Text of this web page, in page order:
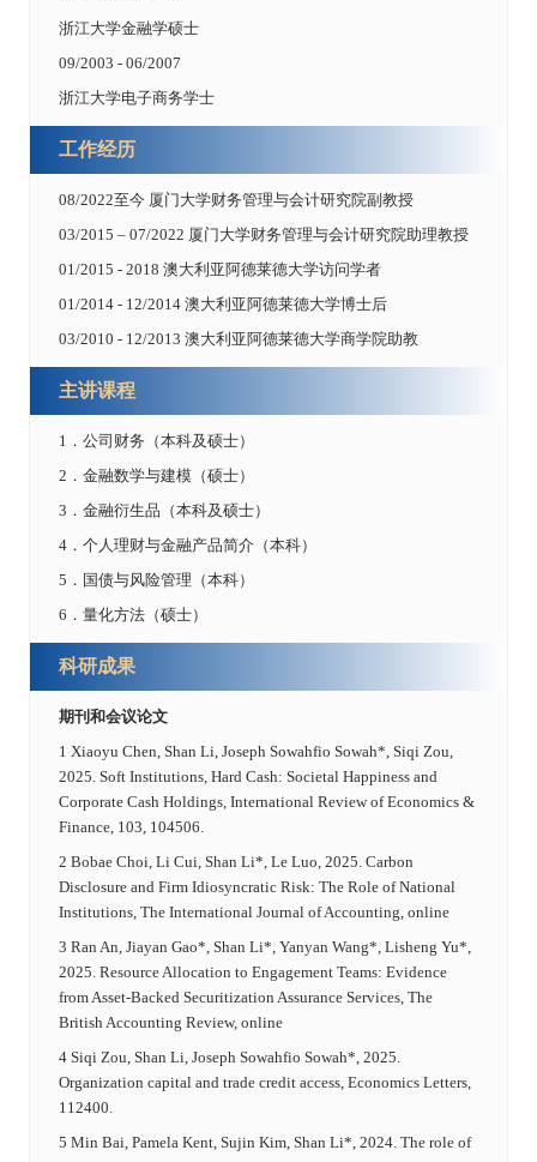
浙江大学金融学硕士
09/2003 - 06/2007
浙江大学电子商务学士
工作经历
08/2022至今 厦门大学财务管理与会计研究院副教授
03/2015 – 07/2022 厦门大学财务管理与会计研究院助理教授
01/2015 - 2018 澳大利亚阿德莱德大学访问学者
01/2014 - 12/2014 澳大利亚阿德莱德大学博士后
03/2010 - 12/2013 澳大利亚阿德莱德大学商学院助教
主讲课程
1．公司财务（本科及硕士）
2．金融数学与建模（硕士）
3．金融衍生品（本科及硕士）
4．个人理财与金融产品简介（本科）
5．国债与风险管理（本科）
6．量化方法（硕士）
科研成果
期刊和会议论文
1 Xiaoyu Chen, Shan Li, Joseph Sowahfio Sowah*, Siqi Zou,
2025. Soft Institutions, Hard Cash: Societal Happiness and
Corporate Cash Holdings, International Review of Economics &
Finance, 103, 104506.
2 Bobae Choi, Li Cui, Shan Li*, Le Luo, 2025. Carbon
Disclosure and Firm Idiosyncratic Risk: The Role of National
Institutions, The International Journal of Accounting, online
3 Ran An, Jiayan Gao*, Shan Li*, Yanyan Wang*, Lisheng Yu*,
2025. Resource Allocation to Engagement Teams: Evidence
from Asset-Backed Securitization Assurance Services, The
British Accounting Review, online
4 Siqi Zou, Shan Li, Joseph Sowahfio Sowah*, 2025.
Organization capital and trade credit access, Economics Letters,
112400.
5 Min Bai, Pamela Kent, Sujin Kim, Shan Li*, 2024. The role of